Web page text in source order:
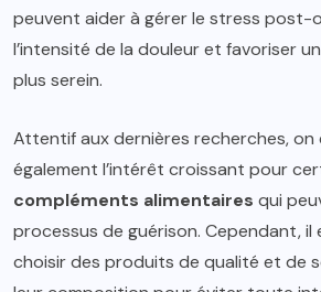
peuvent aider à gérer le stress post-
l’intensité de la douleur et favoriser
plus serein.
Attentif aux dernières recherches,
également l’intérêt croissant pour
compléments alimentaires qui
processus de guérison. Cependant, il
choisir des produits de qualité et de